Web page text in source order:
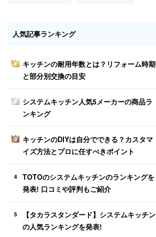
人気記事ランキング
1
キッチンの耐用年数とは？リフォーム時期
と部分別交換の目安
2
システムキッチン人気5メーカーの商品ラ
ンキング
3
キッチンのDIYは自分でできる？カスタマ
イズ方法とプロに任すべきポイント
4
TOTOのシステムキッチンのランキングを
発表! 口コミや評判もご紹介
5
【タカラスタンダード】システムキッチン
の人気ランキングを発表!